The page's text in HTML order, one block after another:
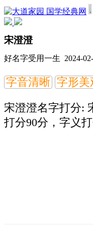
国学经典网
宋澄澄
好名字受用一生 2024-
字音清晰 字形美
宋澄澄名字打分:
打分90分，字义